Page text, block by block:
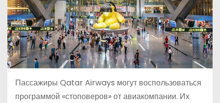
Пассажиры Qatar Airways могут воспользоваться
программой «стоповеров» от авиакомпании. Их